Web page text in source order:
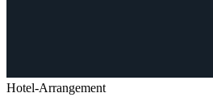
Hotel-Arrangement